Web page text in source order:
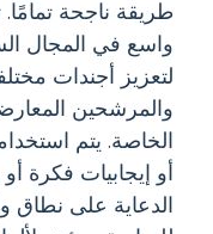
طريقة ناجحة
واسع في المجال
لتعزيز أجندات
والمرشحين
الخاصة. يتم
أو إيجابيات فكرة
الدعاية على نطاق